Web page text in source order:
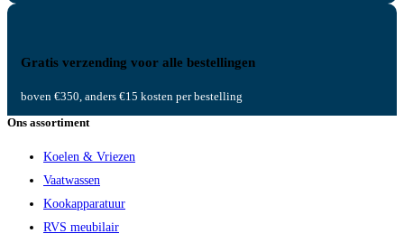
Gratis verzending voor alle bestellingen
boven €350, anders €15 kosten per bestelling
Ons assortiment
Koelen & Vriezen
Vaatwassen
Kookapparatuur
RVS meubilair